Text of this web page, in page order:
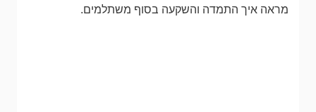
מראה איך התמדה והשקעה בסוף משתלמים.